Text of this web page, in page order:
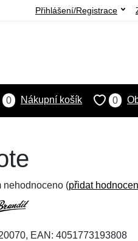
Přihlášení/Registrace
0
0 Nákupní košík
nehodnoceno (přidat
EAN: 4051773193808